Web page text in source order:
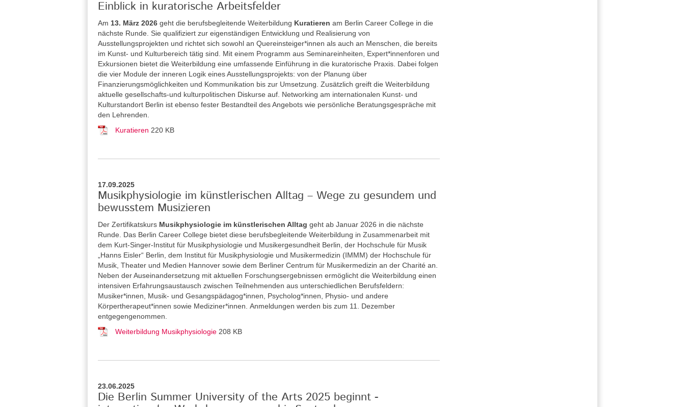
Einblick in kuratorische Arbeitsfelder
Am 13. März 2026 geht die berufsbegleitende Weiterbildung Kuratieren am Berlin Career College in die
nächste Runde. Sie qualifiziert zur eigenständigen Entwicklung und Realisierung von
Ausstellungsprojekten und richtet sich sowohl an Quereinsteiger*innen als auch an Menschen, die bereits
im Kunst- und Kulturbereich tätig sind. Mit einem Programm aus Seminareinheiten, Expert*innenforen und
Exkursionen bietet die Weiterbildung eine umfassende Einführung in die kuratorische Praxis. Dabei folgen
die vier Module der inneren Logik eines Ausstellungsprojekts: von der Planung über
Finanzierungsmöglichkeiten und Kommunikation bis zur Umsetzung. Zusätzlich greift die Weiterbildung
aktuelle gesellschafts-und kulturpolitischen Diskurse auf. Networking am internationalen Kunst- und
Kulturstandort Berlin ist ebenso fester Bestandteil des Angebots wie persönliche Beratungsgespräche mit
den Lehrenden.
Kuratieren 220 KB
17.09.2025
Musikphysiologie im künstlerischen Alltag – Wege zu gesundem und
bewusstem Musizieren
Der Zertifikatskurs Musikphysiologie im künstlerischen Alltag geht ab Januar 2026 in die nächste
Runde. Das Berlin Career College bietet diese berufsbegleitende Weiterbildung in Zusammenarbeit mit
dem Kurt-Singer-Institut für Musikphysiologie und Musikergesundheit Berlin, der Hochschule für Musik
„Hanns Eisler“ Berlin, dem Institut für Musikphysiologie und Musikermedizin (IMMM) der Hochschule für
Musik, Theater und Medien Hannover sowie dem Berliner Centrum für Musikermedizin an der Charité an.
Neben der Auseinandersetzung mit aktuellen Forschungsergebnissen ermöglicht die Weiterbildung einen
intensiven Erfahrungsaustausch zwischen Teilnehmenden aus unterschiedlichen Berufsfeldern:
Musiker*innen, Musik- und Gesangspädagog*innen, Psycholog*innen, Physio- und andere
Körpertherapeut*innen sowie Mediziner*innen. Anmeldungen werden bis zum 11. Dezember
entgegengenommen.
Weiterbildung Musikphysiologie 208 KB
23.06.2025
Die Berlin Summer University of the Arts 2025 beginnt -